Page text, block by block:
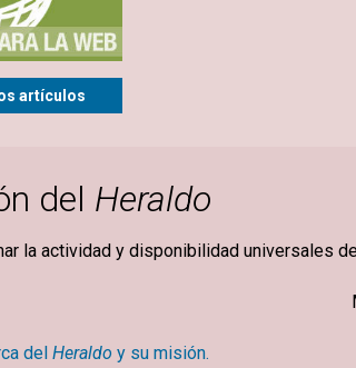
artículos
del Heraldo
la actividad y disponibilidad universales
Baker
del Heraldo y su misión.